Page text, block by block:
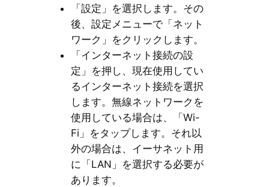
「設定」を選択します。その
後、設定メニューで「ネット
ワーク」をクリックします。
「インターネット接続の設
定」を押し、現在使用してい
るインターネット接続を選択
します。無線ネットワークを
使用している場合は、「Wi-
Fi」をタップします。それ以
外の場合は、イーサネット用
に「LAN」を選択する必要が
あります。